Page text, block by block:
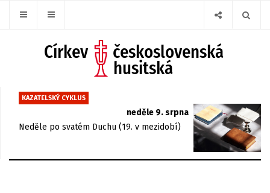
KAZATELSKÝ CYKLUS
neděle 9. srpna
Neděle po svatém Duchu (19. v mezidobí)